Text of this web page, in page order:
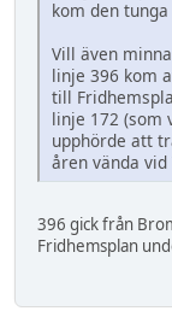
kom den
Vill även
linje 396 kom
till
linje 172 (som
upphörde att
åren vända
396 gick från
Fridhemsplan